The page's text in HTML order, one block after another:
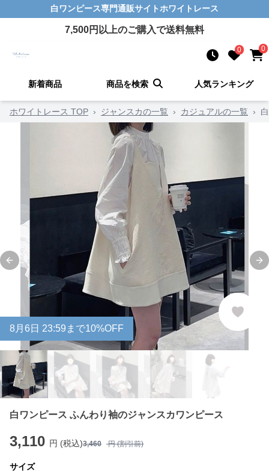
白ワンピース専門通販サイトホワイトレース
7,500円以上のご購入で送料無料
0 0
新着商品 商品を検索 人気ランキング
ホワイトレース TOP › ジャンスカの一覧 › カジュアルの一覧 ›
Previous slide
8月 6 日 23:59まで10%OFF
白ワンピース ふんわり袖のジャンスカワンピース
3,110 円 (税込)3,460 円 (割引前)
サイズ